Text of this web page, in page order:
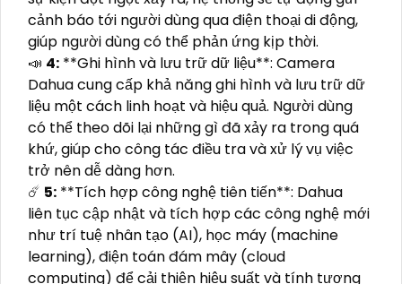
cảnh báo tới người dùng qua điện thoại di động,
giúp người dùng có thể phản ứng kịp thời.
📣 4: **Ghi hình và lưu trữ dữ liệu**: Camera
Dahua cung cấp khả năng ghi hình và lưu trữ dữ
liệu một cách linh hoạt và hiệu quả. Người dùng
có thể theo dõi lại những gì đã xảy ra trong quá
khứ, giúp cho công tác điều tra và xử lý vụ việc
trở nên dễ dàng hơn.
☄️ 5: **Tích hợp công nghệ tiên tiến**: Dahua
liên tục cập nhật và tích hợp các công nghệ mới
như trí tuệ nhân tạo (AI), học máy (machine
learning), điện toán đám mây (cloud
computing) để cải thiện hiệu suất và tính tương